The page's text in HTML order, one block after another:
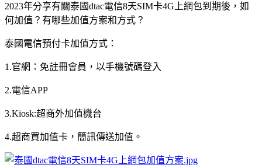
2023年分享有關泰國dtac電信8天SIM卡4G上網包到期後，如
何加值？有哪些加值方案和方式？
泰國電信預付卡加值方式：
1.官網：免註冊會員，以手機號碼登入
2.電信APP
3.Kiosk:超商外加值機台
4.超商買加值卡，簡訊傳送加值。